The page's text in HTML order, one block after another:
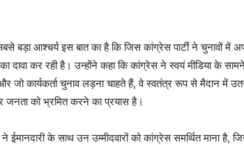
बड़ा आश्चर्य इस बात का है कि जिस कांग्रेस पार्टी ने चुनावों में
दावा कर रही है। उन्होंने कहा कि कांग्रेस ने स्वयं मीडिया के सामने
जो कार्यकर्ता चुनाव लड़ना चाहते हैं, वे स्वतंत्र रूप से मैदान में
जनता को भ्रमित करने का प्रयास है।
ईमानदारी के साथ उन उम्मीदवारों को कांग्रेस समर्थित माना है,